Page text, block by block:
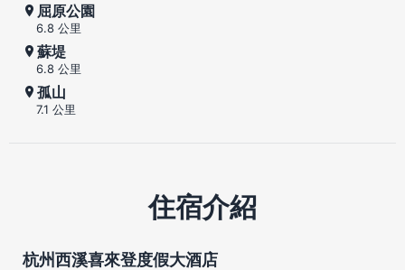
屈原公園
6.8 公里
蘇堤
6.8 公里
孤山
7.1 公里
住宿介紹
杭州西溪喜來登度假大酒店